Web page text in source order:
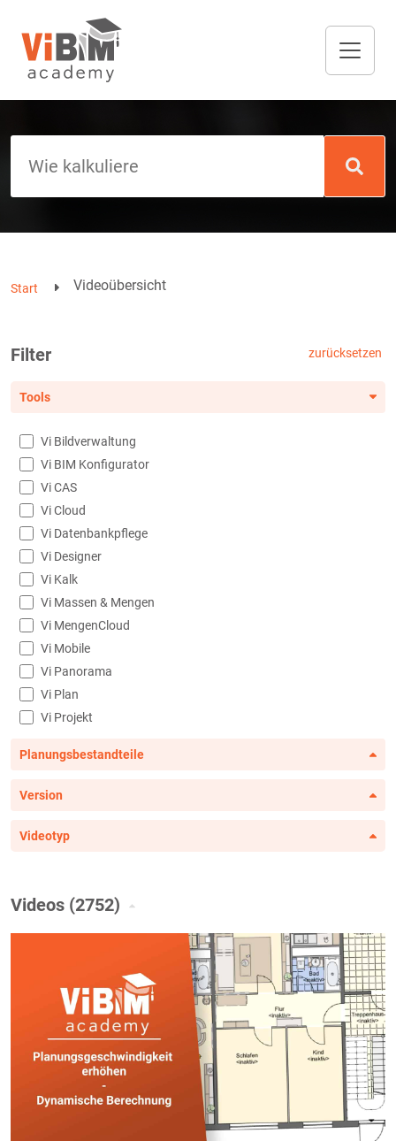
Start Videoübersicht
Filter zurücksetzen
Tools
Vi Bildverwaltung
Vi BIM Konfigurator
Vi CAS
Vi Cloud
Vi Datenbankpflege
Vi Designer
Vi Kalk
Vi Massen & Mengen
Vi MengenCloud
Vi Mobile
Vi Panorama
Vi Plan
Vi Projekt
Planungsbestandteile
Version
Videotyp
Videos (2752)